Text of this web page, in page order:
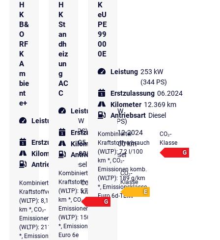
H
K
B&
O
RF
K
A
m
bie
nt
e+
Leistung
251 kW
(341 PS)
Erstzulassung 05.2023
Kilometer 112.808 km
Antriebsart
Diesel
Kombinierter
Kraftstoffverbrauch
(WLTP): 8,1 l/100
km *, CO₂-
Emissionen komb.
(WLTP): 211 g/km
*, Emissionsklasse
CO₂-
Klasse
G
H
K
St
an
dh
eiz
un
g
AC
C
Leistung 150 kW
(204 PS)
Erstzulassung 12.2024
Kilometer 12.900 km
Antriebsart Diesel
Kombinierter
Kraftstoffverbrauch
(WLTP): 5,7 l/100
km *, CO₂-
Emissionen komb.
(WLTP): 150 g/km
*, Emissionsklasse
Euro 6e
CO₂-
Klasse
E
K
eU
PE
99
00
0E
Leistung 253 kW
(344 PS)
Erstzulassung 06.2024
Kilometer 12.369 km
Antriebsart Diesel
Kombinierter
Kraftstoffverbrauch
(WLTP): 7,2 l/100
km *, CO₂-
Emissionen komb.
(WLTP): 189 g/km
*, Emissionsklasse
Euro 6d-TEMP
CO₂-
Klasse
G